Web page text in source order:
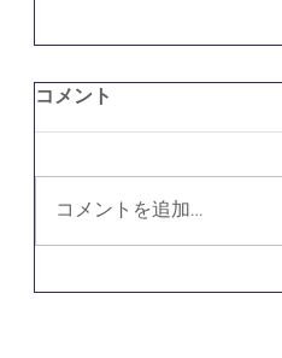
コメント
コメントを追加…